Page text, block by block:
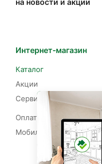
на новости и акции
Интернет-магазин
Каталог
Акции
Сервисы
Оплата рассрочки
Мобильное приложение